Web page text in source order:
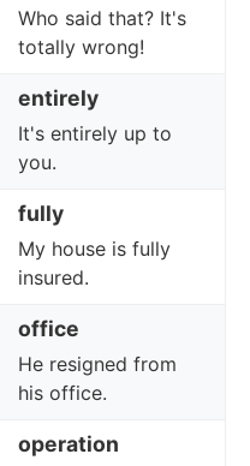
Who said that? It's
totally wrong!
entirely
It's entirely up to
you.
fully
My house is fully
insured.
office
He resigned from
his office.
operation